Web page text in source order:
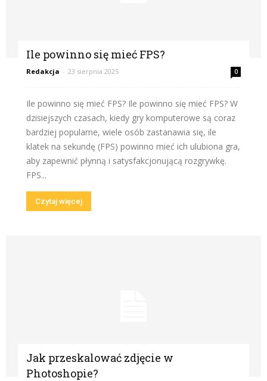
Ile powinno się mieć FPS?
Redakcja - 23 sierpnia 2025 0
Ile powinno się mieć FPS? Ile powinno się mieć FPS? W
dzisiejszych czasach, kiedy gry komputerowe są coraz
bardziej popularne, wiele osób zastanawia się, ile
klatek na sekundę (FPS) powinno mieć ich ulubiona gra,
aby zapewnić płynną i satysfakcjonującą rozgrywkę.
FPS...
Czytaj więcej
Jak przeskalować zdjęcie w
Photoshopie?